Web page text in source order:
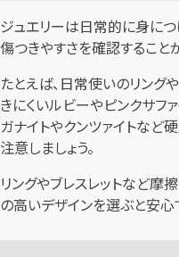
ジュエリーは日常的に身に
傷つきやすさを確認すること
たとえば、日常使いのリング
きにくいルビーやピンクサフ
ガナイトやクンツァイトな
注意しましょう。
リングやブレスレットなど摩
の高いデザインを選ぶと安心